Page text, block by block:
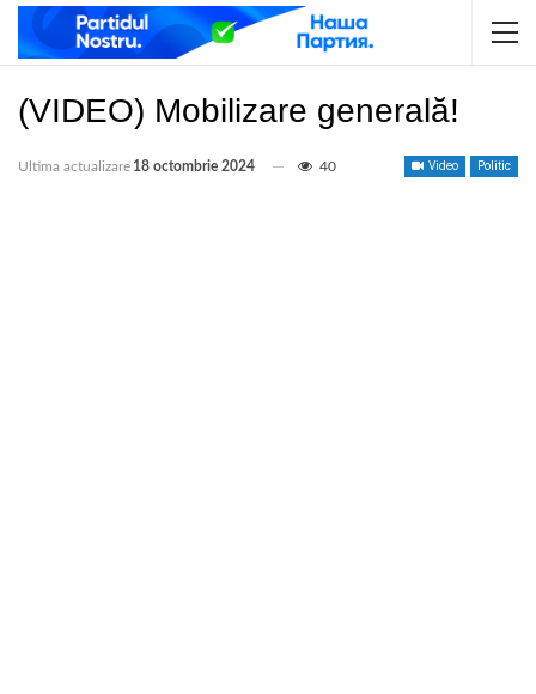
(VIDEO) Mobilizare generală!
Video Politic
Ultima actualizare 18 octombrie 2024 40